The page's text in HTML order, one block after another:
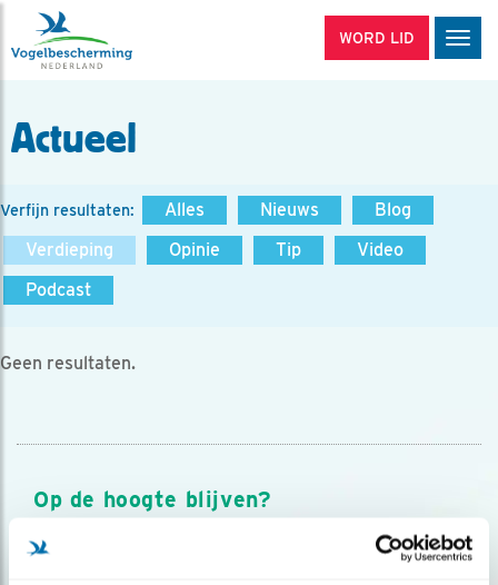
WORD LID
Actueel
Verfijn resultaten: Alles Nieuws
Blog
Verdieping
Opinie Tip
Video
Podcast
Geen resultaten.
Op de hoogte blijven?
Meld je aan en ontvang nieuws, inspiratie, acties en tips
over vogels en activiteiten van Vogelbescherming.